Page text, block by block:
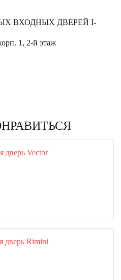
ВХОДНЫХ ДВЕРЕЙ I-
1, 2-й этаж